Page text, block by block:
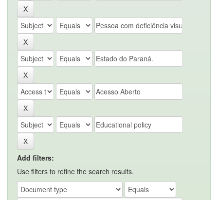
Add filters:
Use filters to refine the search results.